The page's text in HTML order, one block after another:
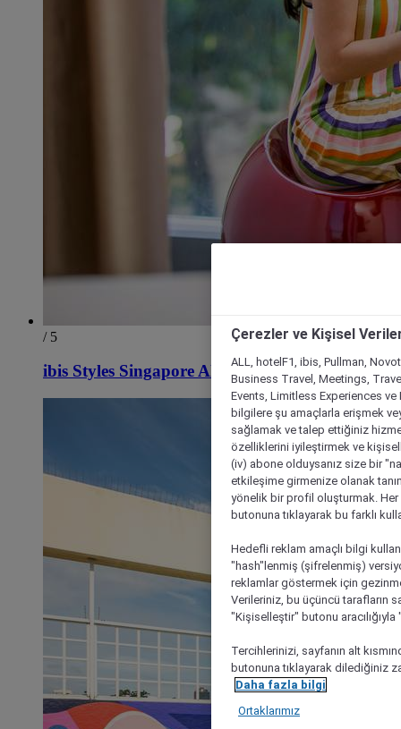
/ 5
ibis Styles Singapore Albert
Çerezler ve Kişisel
ALL, hotelF1, ibis, Pullman,
Business Travel, Meetings,
Events, Limitless Experiences
bilgilere şu amaçlarla erişmek
sağlamak ve talep ettiğiniz
özelliklerini iyileştirmek ve
(iv) abone olduysanız size bir
etkileşime girmenize olanak
yönelik bir profil oluşturmak.
butonuna tıklayarak bu farklı
Hedefli reklam amaçlı bilgi
"hash"lenmiş (şifrelenmiş)
reklamlar göstermek için
Verileriniz, bu üçüncü tarafların
"Kişiselleştir" butonu
Tercihlerinizi, sayfanın alt
butonuna tıklayarak dilediğiniz
Daha fazla bilgi
Ortaklarımız